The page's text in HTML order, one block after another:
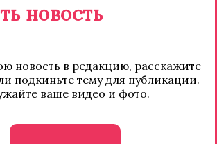
новость
новость в редакцию, расскажите
подкиньте тему для публикации.
ваше видео и фото.